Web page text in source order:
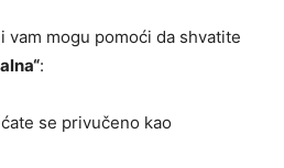
vam mogu pomoći da shvatite
:
se privučeno kao